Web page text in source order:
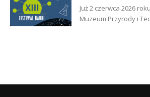
Już 2 czerwca 2026
Muzeum Przyrody i